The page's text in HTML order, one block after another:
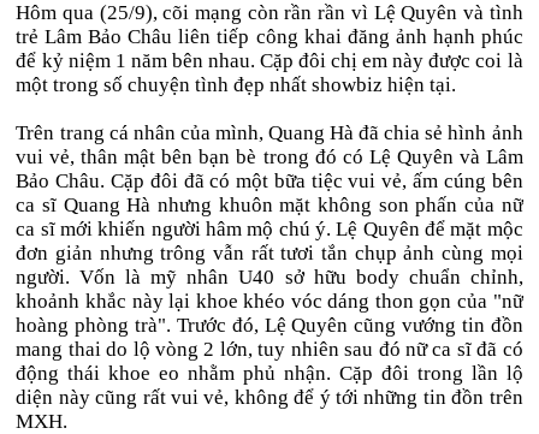
Hôm qua (25/9), cõi mạng còn rần rần vì Lệ Quyên và tình
trẻ Lâm Bảo Châu liên tiếp công khai đăng ảnh hạnh phúc
để kỷ niệm 1 năm bên nhau. Cặp đôi chị em này được coi là
một trong số chuyện tình đẹp nhất showbiz hiện tại.
Trên trang cá nhân của mình, Quang Hà đã chia sẻ hình ảnh
vui vẻ, thân mật bên bạn bè trong đó có Lệ Quyên và Lâm
Bảo Châu. Cặp đôi đã có một bữa tiệc vui vẻ, ấm cúng bên
ca sĩ Quang Hà nhưng khuôn mặt không son phấn của nữ
ca sĩ mới khiến người hâm mộ chú ý. Lệ Quyên để mặt mộc
đơn giản nhưng trông vẫn rất tươi tắn chụp ảnh cùng mọi
người. Vốn là mỹ nhân U40 sở hữu body chuẩn chỉnh,
khoảnh khắc này lại khoe khéo vóc dáng thon gọn của "nữ
hoàng phòng trà". Trước đó, Lệ Quyên cũng vướng tin đồn
mang thai do lộ vòng 2 lớn, tuy nhiên sau đó nữ ca sĩ đã có
động thái khoe eo nhằm phủ nhận. Cặp đôi trong lần lộ
diện này cũng rất vui vẻ, không để ý tới những tin đồn trên
MXH.